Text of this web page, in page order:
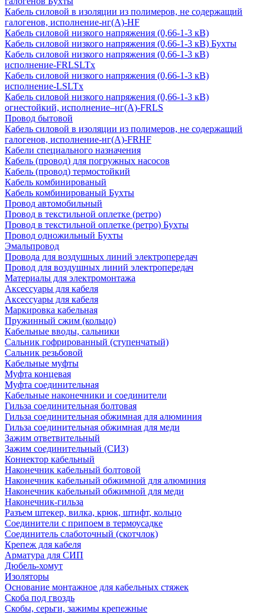
Кабель силовой в изоляции из полимеров, не содержащий
галогенов, исполнение-нг(А)-HF
Кабель силовой низкого напряжения (0,66-1-3 кВ)
Кабель силовой низкого напряжения (0,66-1-3 кВ) Бухты
Кабель силовой низкого напряжения (0,66-1-3 кВ)
исполнение-FRLSLTx
Кабель силовой низкого напряжения (0,66-1-3 кВ)
исполнение-LSLTx
Кабель силовой низкого напряжения (0,66-1-3 кВ)
огнестойкий, исполнение–нг(А)-FRLS
Провод бытовой
Кабель силовой в изоляции из полимеров, не содержащий
галогенов, исполнение-нг(А)-FRHF
Кабели специального назначения
Кабель (провод) для погружных насосов
Кабель (провод) термостойкий
Кабель комбинированый
Кабель комбинированый Бухты
Провод автомобильный
Провод в текстильной оплетке (ретро)
Провод в текстильной оплетке (ретро) Бухты
Провод одножильный Бухты
Эмальпровод
Провода для воздушных линий электропередач
Провод для воздушных линий электропередач
Материалы для электромонтажа
Аксессуары для кабеля
Аксессуары для кабеля
Маркировка кабельная
Пружинный сжим (кольцо)
Кабельные вводы, сальники
Сальник гофрированный (ступенчатый)
Сальник резьбовой
Кабельные муфты
Муфта концевая
Муфта соединительная
Кабельные наконечники и соединители
Гильза соединительная болтовая
Гильза соединительная обжимная для алюминия
Гильза соединительная обжимная для меди
Зажим ответвительный
Зажим соединительный (СИЗ)
Коннектор кабельный
Наконечник кабельный болтовой
Наконечник кабельный обжимной для алюминия
Наконечник кабельный обжимной для меди
Наконечник-гильза
Разъем штекер, вилка, крюк, штифт, кольцо
Соединители с припоем в термоусадке
Соединитель слаботочный (скотчлок)
Крепеж для кабеля
Арматура для СИП
Дюбель-хомут
Изоляторы
Основание монтажное для кабельных стяжек
Скоба под гвоздь
Скобы, серьги, зажимы крепежные